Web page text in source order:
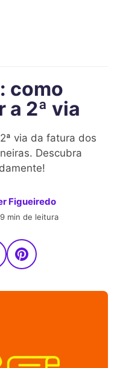
como
a 2ª via
via da fatura dos
Descubra
Figueiredo
9 min de leitura